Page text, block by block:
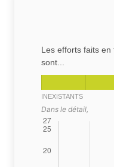
Les efforts faits
sont...
INEXISTANTS
Dans le détail,